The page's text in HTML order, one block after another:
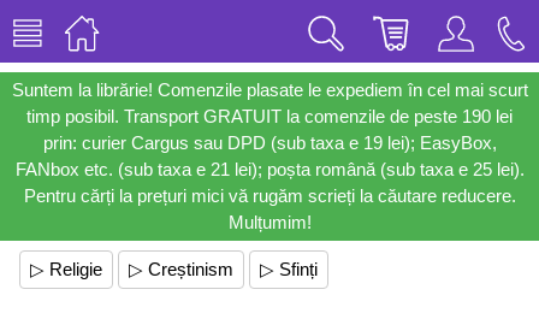
Suntem la librărie! Comenzile plasate le expediem în cel mai scurt
timp posibil. Transport GRATUIT la comenzile de peste 190 lei
prin: curier Cargus sau DPD (sub taxa e 19 lei); EasyBox,
FANbox etc. (sub taxa e 21 lei); poșta română (sub taxa e 25 lei).
Pentru cărți la prețuri mici vă rugăm scrieți la căutare reducere.
Mulțumim!
▷ Religie ▷ Creștinism ▷ Sfinți